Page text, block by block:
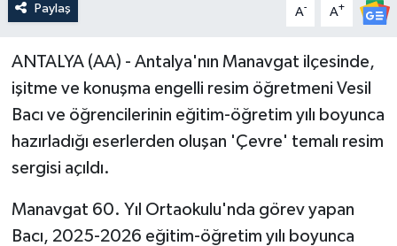
Paylaş A- A+
ANTALYA (AA) - Antalya'nın Manavgat ilçesinde,
işitme ve konuşma engelli resim öğretmeni Vesil
Bacı ve öğrencilerinin eğitim-öğretim yılı boyunca
hazırladığı eserlerden oluşan 'Çevre' temalı resim
sergisi açıldı.
Manavgat 60. Yıl Ortaokulu'nda görev yapan
Bacı, 2025-2026 eğitim-öğretim yılı boyunca